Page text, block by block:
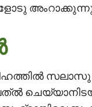
ജിഹത്തിൽ